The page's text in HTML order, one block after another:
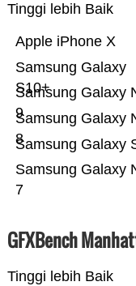
Tinggi lebih Baik
Samsung Galaxy
7
Samsung Galaxy
Samsung Galaxy
8
Samsung Galaxy
9
Samsung Galaxy
S10+
Apple iPhone X
GFXBench
Tinggi lebih Baik